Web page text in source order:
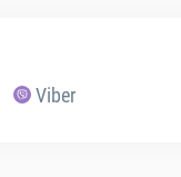
Viber